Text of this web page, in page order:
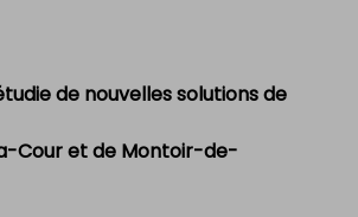
de nouvelles solutions de
Cour et de Montoir-de-